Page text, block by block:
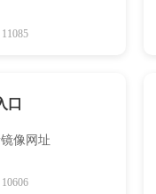
口
像网址